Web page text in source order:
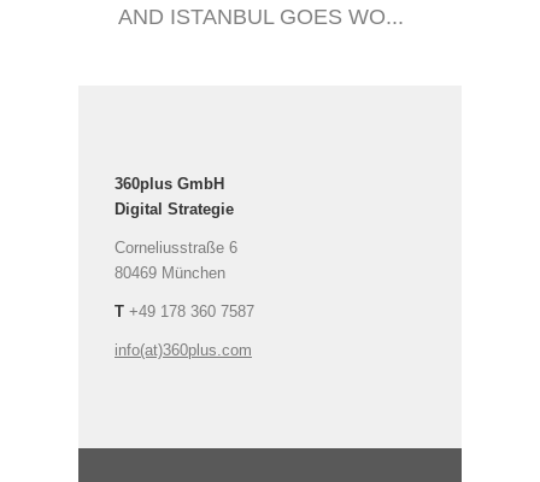
AND ISTANBUL GOES WO...
360plus GmbH
Digital Strategie
Corneliusstraße 6
80469 München
T +49 178 360 7587
info(at)360plus.com